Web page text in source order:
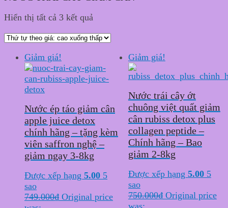
Hiển thị tất cả 3 kết quả
Giảm giá!
Nước ép táo giảm cân
apple juice detox
chính hãng – tặng kèm
viên saffron nghệ –
giảm ngay 3-8kg
Được xếp hạng 5.00 5
sao
749.000₫ Original price
Giảm giá!
Nước trái cây ớt
chuông việt quất giảm
cân rubiss detox plus
collagen peptide –
Chính hãng – Bao
giảm 2-8kg
Được xếp hạng 5.005
sao
750.000₫ Original price
was: